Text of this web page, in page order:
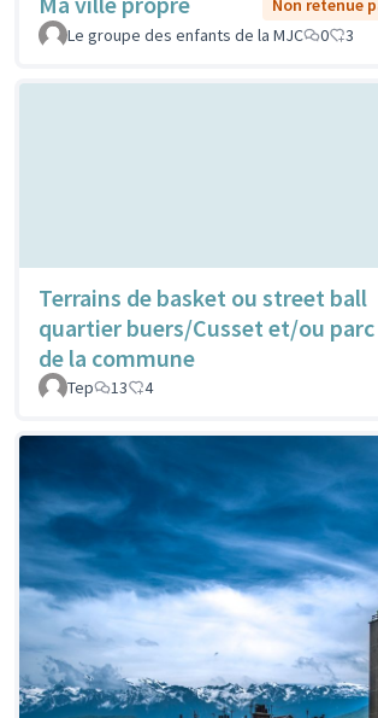
Le groupe des enfants de la MJC
0 3
Terrains de basket ou street ball
quartier buers/Cusset et/ou parc
de la commune
Tep 13 4